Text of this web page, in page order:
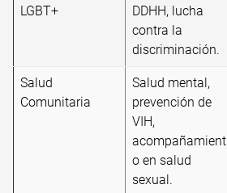
LGBT+
DDHH, lucha
contra la
discriminación.
Salud
Comunitaria
Salud mental,
prevención de
VIH,
acompañamient
o en salud
sexual.